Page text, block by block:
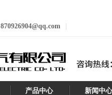
870926904@qq.com
产品中心 新闻中